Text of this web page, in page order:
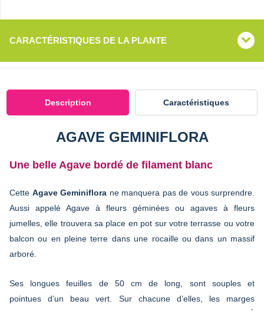
CARACTÉRISTIQUES DE LA PLANTE
Description Caractéristiques
AGAVE GEMINIFLORA
Une belle Agave bordé de filament blanc
Cette Agave Geminiflora ne manquera pas de vous surprendre.
Aussi appelé Agave à fleurs géminées ou agaves à fleurs
jumelles, elle trouvera sa place en pot sur votre terrasse ou votre
balcon ou en pleine terre dans une rocaille ou dans un massif
arboré.
Ses longues feuilles de 50 cm de long, sont souples et
pointues d’un beau vert. Sur chacune d’elles, les marges